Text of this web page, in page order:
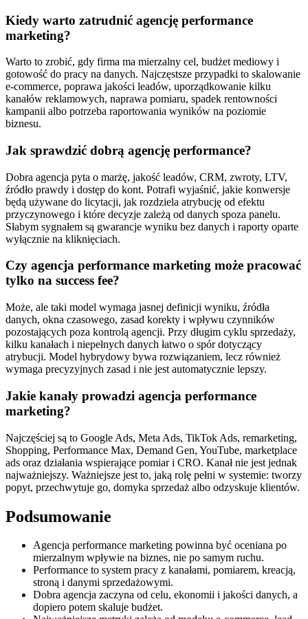
Kiedy warto zatrudnić agencję performance
marketing?
Warto to zrobić, gdy firma ma mierzalny cel, budżet mediowy i
gotowość do pracy na danych. Najczęstsze przypadki to skalowanie
e-commerce, poprawa jakości leadów, uporządkowanie kilku
kanałów reklamowych, naprawa pomiaru, spadek rentowności
kampanii albo potrzeba raportowania wyników na poziomie
biznesu.
Jak sprawdzić dobrą agencję performance?
Dobra agencja pyta o marżę, jakość leadów, CRM, zwroty, LTV,
źródło prawdy i dostęp do kont. Potrafi wyjaśnić, jakie konwersje
będą używane do licytacji, jak rozdziela atrybucję od efektu
przyczynowego i które decyzje zależą od danych spoza panelu.
Słabym sygnałem są gwarancje wyniku bez danych i raporty oparte
wyłącznie na kliknięciach.
Czy agencja performance marketing może pracować
tylko na success fee?
Może, ale taki model wymaga jasnej definicji wyniku, źródła
danych, okna czasowego, zasad korekty i wpływu czynników
pozostających poza kontrolą agencji. Przy długim cyklu sprzedaży,
kilku kanałach i niepełnych danych łatwo o spór dotyczący
atrybucji. Model hybrydowy bywa rozwiązaniem, lecz również
wymaga precyzyjnych zasad i nie jest automatycznie lepszy.
Jakie kanały prowadzi agencja performance
marketing?
Najczęściej są to Google Ads, Meta Ads, TikTok Ads, remarketing,
Shopping, Performance Max, Demand Gen, YouTube, marketplace
ads oraz działania wspierające pomiar i CRO. Kanał nie jest jednak
najważniejszy. Ważniejsze jest to, jaką rolę pełni w systemie: tworzy
popyt, przechwytuje go, domyka sprzedaż albo odzyskuje klientów.
Podsumowanie
Agencja performance marketing powinna być oceniana po
mierzalnym wpływie na biznes, nie po samym ruchu.
Performance to system pracy z kanałami, pomiarem, kreacją,
stroną i danymi sprzedażowymi.
Dobra agencja zaczyna od celu, ekonomii i jakości danych, a
dopiero potem skaluje budżet.